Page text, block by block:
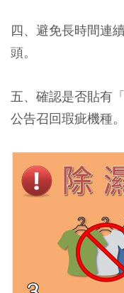
四、避免長時間連
頭。
五、確認是否貼有
公告召回瑕疵機種。